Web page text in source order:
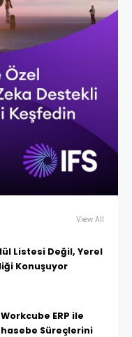
View All
Listesi Değil, Yerel
Konuşuyor
ERP ile
Süreçlerini